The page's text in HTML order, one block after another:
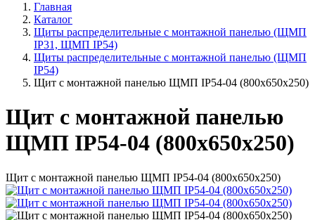
Главная
Каталог
Щиты распределительные с монтажной панелью (ЩМП
IP31, ЩМП IP54)
Щиты распределительные с монтажной панелью (ЩМП
IP54)
Щит с монтажной панелью ЩМП IP54-04 (800х650х250)
Щит с монтажной панелью
ЩМП IP54-04 (800х650х250)
Щит с монтажной панелью ЩМП IP54-04 (800х650х250)